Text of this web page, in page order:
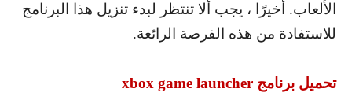
الألعاب. أخيرًا ، يجب ألا تنتظر لبدء تنزيل هذا البرنامج
للاستفادة من هذه الفرصة الرائعة.
تحميل برنامج xbox game launcher